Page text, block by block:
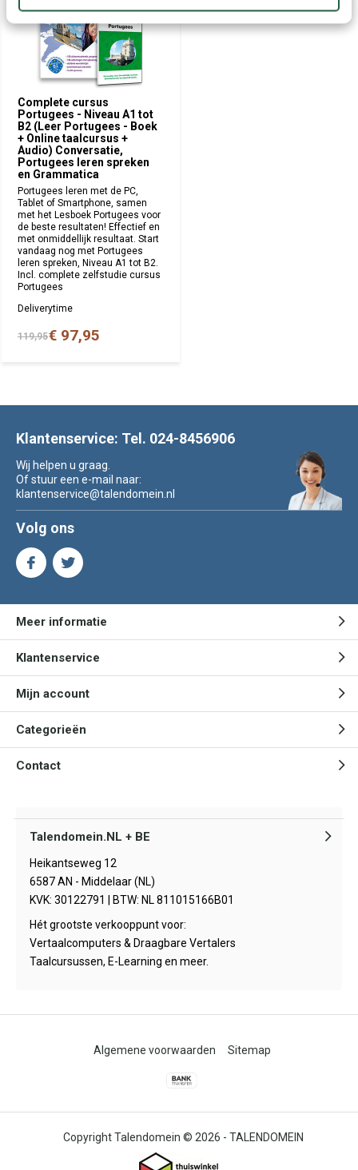
Complete cursus
Portugees - Niveau A1 tot
B2 (Leer Portugees - Boek
+ Online taalcursus +
Audio) Conversatie,
Portugees leren spreken
en Grammatica
Portugees leren met de PC,
Tablet of Smartphone, samen
met het Lesboek Portugees voor
de beste resultaten! Effectief en
met onmiddellijk resultaat. Start
vandaag nog met Portugees
leren spreken, Niveau A1 tot B2.
Incl. complete zelfstudie cursus
Portugees
Deliverytime
119,95€ 97,95
Klantenservice: Tel. 024-8456906
Wij helpen u graag.
Of stuur een e-mail naar:
klantenservice@talendomein.nl
Volg ons
Meer informatie
Klantenservice
Mijn account
Categorieën
Contact
Talendomein.NL + BE
Heikantseweg 12
6587 AN - Middelaar (NL)
KVK: 30122791 | BTW: NL 811015166B01
Hét grootste verkooppunt voor:
Vertaalcomputers & Draagbare Vertalers
Taalcursussen, E-Learning en meer.
© 2026 - TALENDOMEIN
Algemene voorwaarden Sitemap